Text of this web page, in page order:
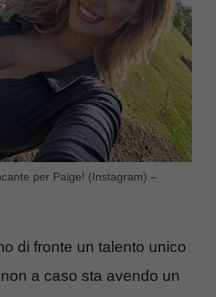
per Paige! (Instagram) –
di fronte un talento unico
a caso sta avendo un